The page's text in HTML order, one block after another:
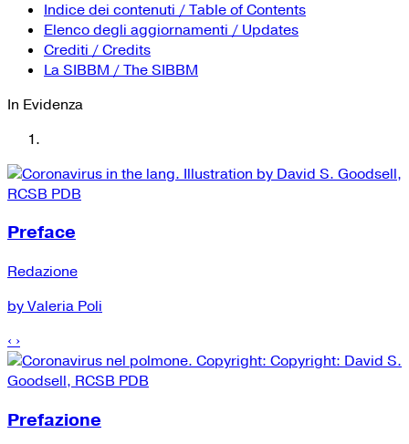
Tutti i siti Zanichelli per la scuola
Collezioni Università
Facebook
Twitter
Instagram
Instagram scuola
Mail
Indice dei contenuti / Table of Contents
Elenco degli aggiornamenti / Updates
Crediti / Credits
La SIBBM / The SIBBM
In Evidenza
Preface
Redazione
by Valeria Poli
‹ ›
Prefazione